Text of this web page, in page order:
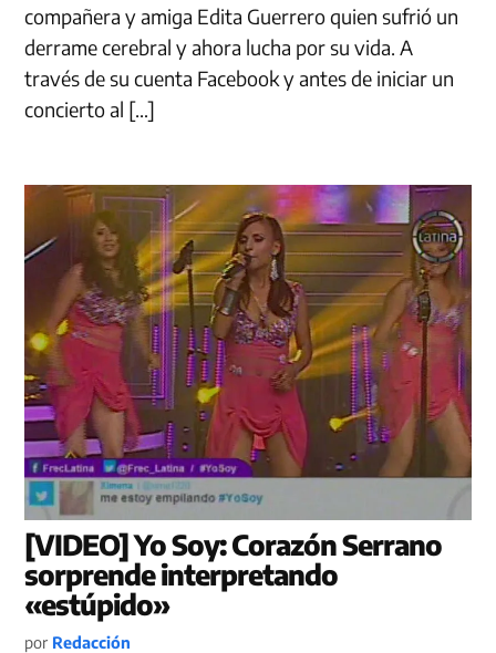
compañera y amiga Edita Guerrero quien sufrió un
derrame cerebral y ahora lucha por su vida. A
través de su cuenta Facebook y antes de iniciar un
concierto al […]
[VIDEO] Yo Soy: Corazón Serrano
sorprende interpretando
«estúpido»
por Redacción